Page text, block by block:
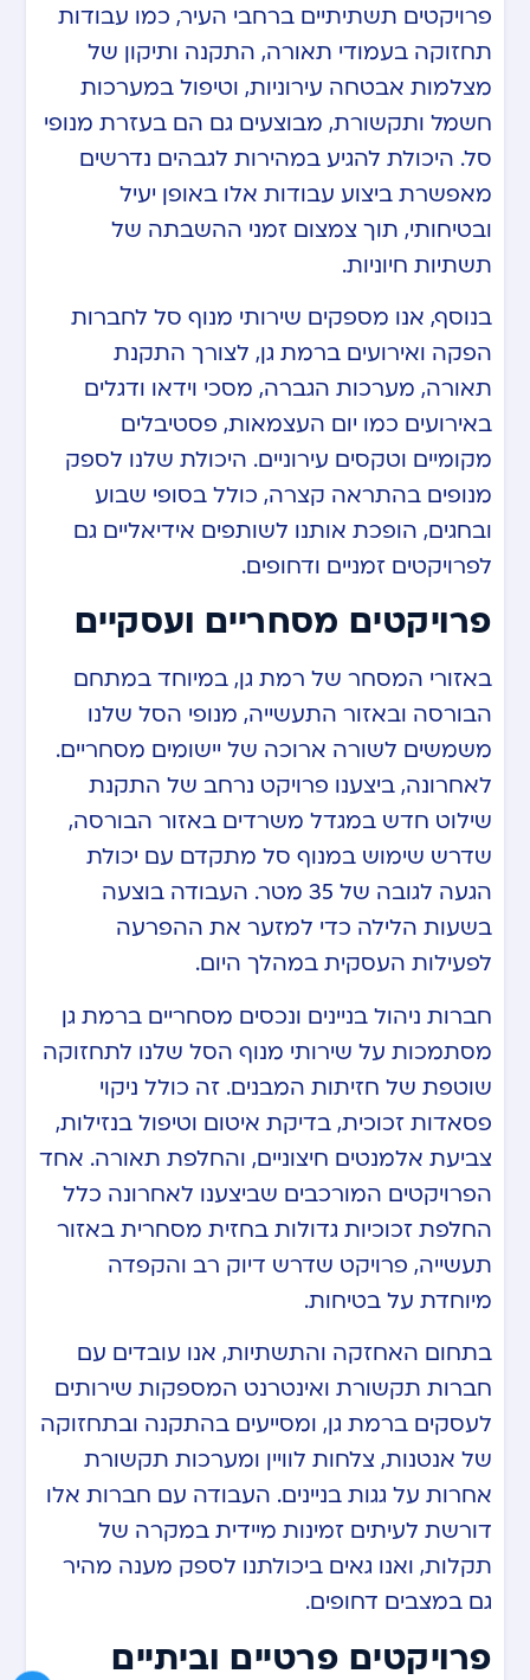
פרויקטים תשתיתיים ברחבי העיר, כמו עבודות
תחזוקה בעמודי תאורה, התקנה ותיקון של
מצלמות אבטחה עירוניות, וטיפול במערכות
חשמל ותקשורת, מבוצעים גם הם בעזרת מנופי
סל. היכולת להגיע במהירות לגבהים נדרשים
מאפשרת ביצוע עבודות אלו באופן יעיל
ובטיחותי, תוך צמצום זמני ההשבתה של
תשתיות חיוניות.
בנוסף, אנו מספקים שירותי מנוף סל לחברות
הפקה ואירועים ברמת גן, לצורך התקנת
תאורה, מערכות הגברה, מסכי וידאו ודגלים
באירועים כמו יום העצמאות, פסטיבלים
מקומיים וטקסים עירוניים. היכולת שלנו לספק
מנופים בהתראה קצרה, כולל בסופי שבוע
ובחגים, הופכת אותנו לשותפים אידיאליים גם
לפרויקטים זמניים ודחופים.
פרויקטים מסחריים ועסקיים
באזורי המסחר של רמת גן, במיוחד במתחם
הבורסה ובאזור התעשייה, מנופי הסל שלנו
משמשים לשורה ארוכה של יישומים מסחריים.
לאחרונה, ביצענו פרויקט נרחב של התקנת
שילוט חדש במגדל משרדים באזור הבורסה,
שדרש שימוש במנוף סל מתקדם עם יכולת
הגעה לגובה של 35 מטר. העבודה בוצעה
בשעות הלילה כדי למזער את ההפרעה
לפעילות העסקית במהלך היום.
חברות ניהול בניינים ונכסים מסחריים ברמת גן
מסתמכות על שירותי מנוף הסל שלנו לתחזוקה
שוטפת של חזיתות המבנים. זה כולל ניקוי
פסאדות זכוכית, בדיקת איטום וטיפול בנזילות,
צביעת אלמנטים חיצוניים, והחלפת תאורה. אחד
הפרויקטים המורכבים שביצענו לאחרונה כלל
החלפת זכוכיות גדולות בחזית מסחרית באזור
תעשייה, פרויקט שדרש דיוק רב והקפדה
מיוחדת על בטיחות.
בתחום האחזקה והתשתיות, אנו עובדים עם
חברות תקשורת ואינטרנט המספקות שירותים
לעסקים ברמת גן, ומסייעים בהתקנה ובתחזוקה
של אנטנות, צלחות לוויין ומערכות תקשורת
אחרות על גגות בניינים. העבודה עם חברות אלו
דורשת לעיתים זמינות מיידית במקרה של
תקלות, ואנו גאים ביכולתנו לספק מענה מהיר
גם במצבים דחופים.
פרויקטים פרטיים וביתיים